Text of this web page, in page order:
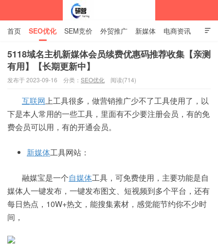
中标企业资讯站

首页 SEO优化 SEM竞价 外贸推广 新媒体 电商资讯
网站建设 关于我们
5118域名主机新媒体会员续费优惠码推荐收集【亲测
有用】【长期更新中】
发布于 2023-09-16 分类： SEO优化 阅读(714)
互联网上工具很多，做营销推广少不了工具使用了，以
下是本人常用的一些工具，里面有不少要注册会员，有的免
费会员可以用，有的开通会员。
新媒体工具网站：
融媒宝是一个自媒体工具，可免费使用，主要功能是自
媒体人一键发布，一键发布图文、短视频到多个平台，还有
每日热点，10W+热文，能搜集素材，感觉能节约你不少时
间，